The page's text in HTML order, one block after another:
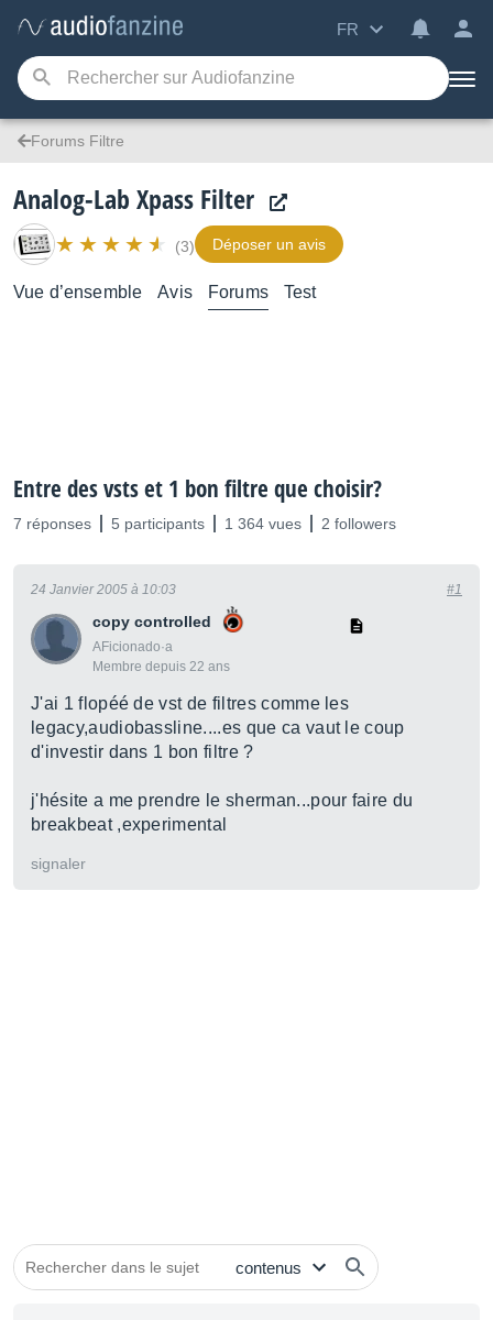
FR
Forums Filtre
Analog-Lab Xpass Filter
(3) Déposer un avis
Vue d’ensemble Avis Forums Test
Entre des vsts et 1 bon filtre que choisir?
7 réponses 5 participants 1 364 vues 2 followers
copy controlled
AFicionado·a
Membre depuis 22 ans
24 Janvier 2005 à 10:03 #1
J'ai 1 flopéé de vst de filtres comme les
legacy,audiobassline....es que ca vaut le coup
d'investir dans 1 bon filtre ?
j'hésite a me prendre le sherman...pour faire du
breakbeat ,experimental
signaler